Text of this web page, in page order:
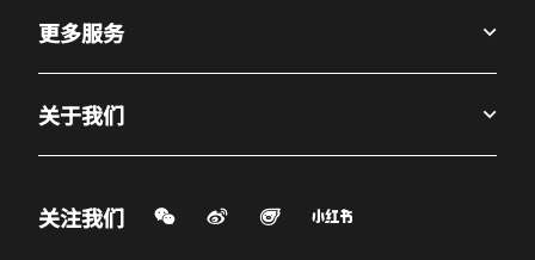
更多服务
关于我们
关注我们 微信扫一扫
微博
打开新窗口
飞猪
打开新窗口打开新窗口